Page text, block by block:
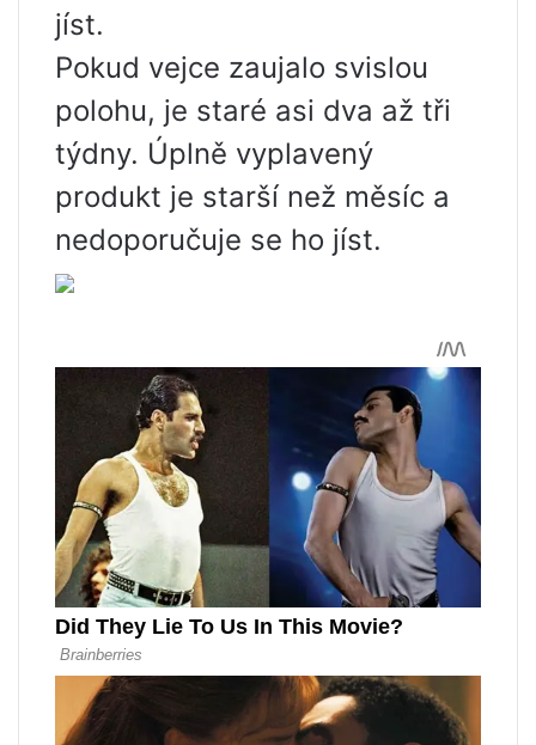
jíst.
Pokud vejce zaujalo svislou
polohu, je staré asi dva až tři
týdny. Úplně vyplavený
produkt je starší než měsíc a
nedoporučuje se ho jíst.